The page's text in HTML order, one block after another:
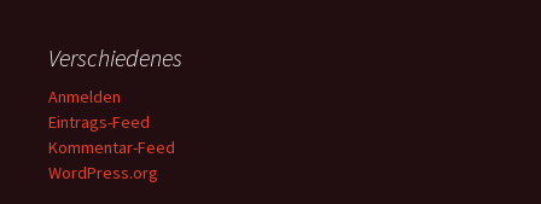
Verschiedenes
Anmelden
Eintrags-Feed
Kommentar-Feed
WordPress.org